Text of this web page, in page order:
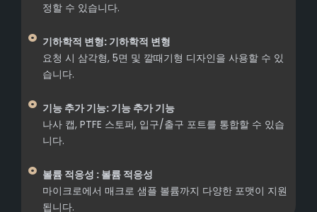
정할 수 있습니다.
기하학적 변형: 기하학적 변형
요청 시 삼각형, 5면 및 깔때기형 디자인을 사용할 수 있
습니다.
기능 추가 기능: 기능 추가 기능
나사 캡, PTFE 스토퍼, 입구/출구 포트를 통합할 수 있습
니다.
볼륨 적응성 : 볼륨 적응성
마이크로에서 매크로 샘플 볼륨까지 다양한 포맷이 지원
됩니다.